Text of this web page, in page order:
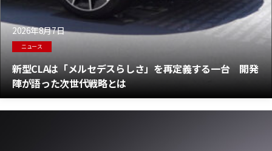
2026年8月7日
ニュース
新型CLAは「メルセデスらしさ」を再定義する一台 開発
陣が語った次世代戦略とは